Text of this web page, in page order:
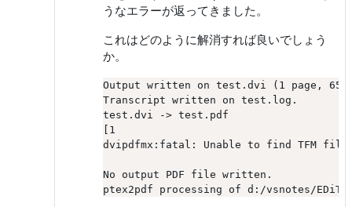
うなエラーが返ってきました。
これはどのように解消すれば良いでしょう
か。
Output written on test.dvi (1 page,
Transcript written on test.log.
test.dvi -> test.pdf
[1
dvipdfmx:fatal: Unable to find TFM file
No output PDF file written.